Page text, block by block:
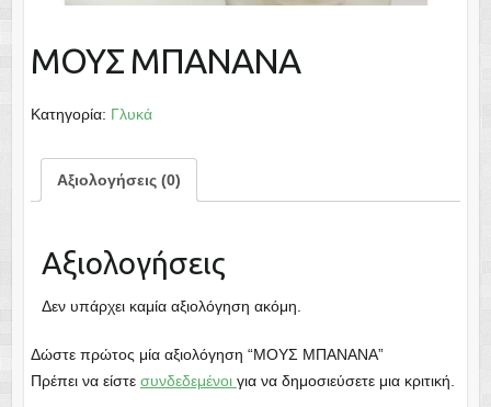
ΜΟΥΣ ΜΠΑΝΑΝΑ
Κατηγορία: Γλυκά
Αξιολογήσεις (0)
Αξιολογήσεις
Δεν υπάρχει καμία αξιολόγηση ακόμη.
Δώστε πρώτος μία αξιολόγηση “ΜΟΥΣ ΜΠΑΝΑΝΑ”
Πρέπει να είστε συνδεδεμένοι για να δημοσιεύσετε μια κριτική.